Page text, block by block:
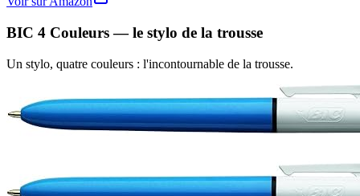
BIC 4 Couleurs — le stylo de la trousse
Un stylo, quatre couleurs : l'incontournable de la trousse.